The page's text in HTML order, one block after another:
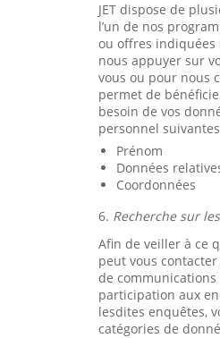
JET dispose de
l’un de nos
ou offres indiquées
nous appuyer sur
vous ou pour nous
permet de
besoin de vos
personnel
Prénom
Données
Coordonnées
6. Recherche sur
Afin de veiller à ce
peut vous
de communications
participation aux
lesdites enquêtes,
catégories de